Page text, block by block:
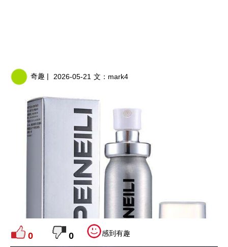
奇趣 | 2026-05-21 文： mark4
0 0 感到有趣